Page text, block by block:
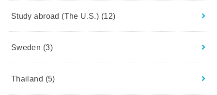
Study abroad (The U.S.) (12)
Sweden (3)
Thailand (5)